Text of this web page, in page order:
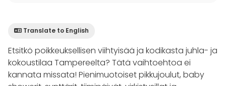
Translate to English
Etsitkö poikkeuksellisen viihtyisää ja kodikasta juhla- ja
kokoustilaa Tampereelta? Tätä vaihtoehtoa ei
kannata missata! Pienimuotoiset pikkujoulut, baby